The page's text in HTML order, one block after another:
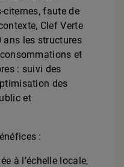
citernes, faute de
Clef Verte
ans les structures
et
: suivi des
des
et
:
à l’échelle locale,